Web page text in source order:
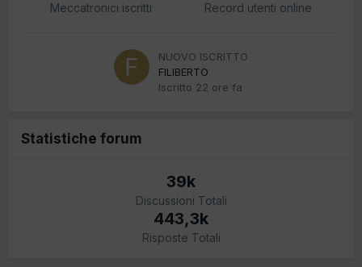
Meccatronici iscritti Record utenti online
NUOVO ISCRITTO
FILIBERTO
Iscritto 22 ore fa
Statistiche forum
39k
Discussioni Totali
443,3k
Risposte Totali